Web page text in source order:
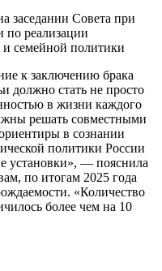
заседании Совета при
по реализации
и семейной политики
к заключению брака
должно стать не просто
в жизни каждого
решать совместными
в сознании
политики России
установки», — пояснила
по итогам 2025 года
«Количество
более чем на 10